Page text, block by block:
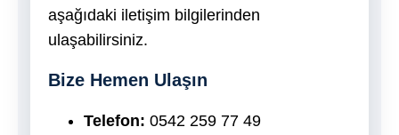
aşağıdaki iletişim bilgilerinden
ulaşabilirsiniz.
Bize Hemen Ulaşın
Telefon: 0542 259 77 49